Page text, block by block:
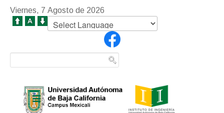
Viernes, 7 Agosto de 2026